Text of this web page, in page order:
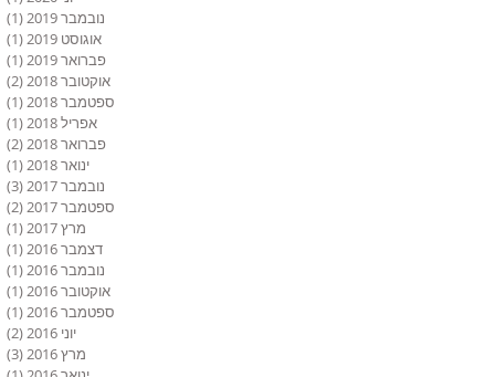
נובמבר 2019
(1)
אוגוסט 2019
(1)
פברואר 2019
(1)
אוקטובר 2018
(2)
ספטמבר 2018
(1)
אפריל 2018
(1)
פברואר 2018
(2)
ינואר 2018
(1)
נובמבר 2017
(3)
ספטמבר 2017
(2)
מרץ 2017
(1)
דצמבר 2016
(1)
נובמבר 2016
(1)
אוקטובר 2016
(1)
ספטמבר 2016
(1)
יוני 2016
(2)
מרץ 2016
(3)